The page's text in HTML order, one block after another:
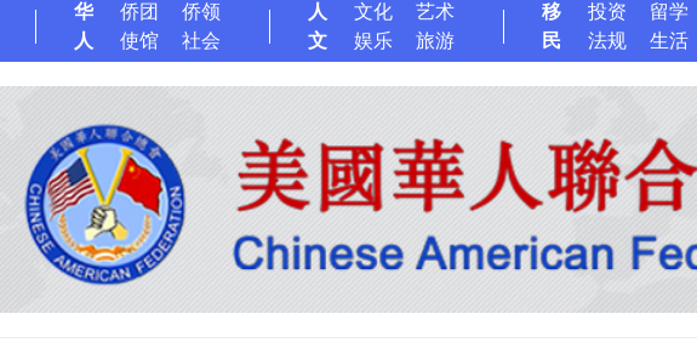
华
人
侨团
侨领
使馆
社会
人
文
文化
艺术
娱乐
旅游
移
民
投资
留学
法规
生活